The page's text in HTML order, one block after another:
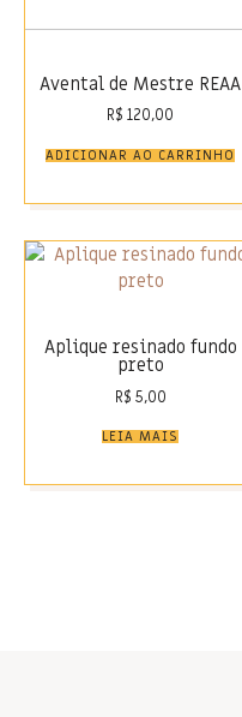
Avental de Mestre REAA
R$ 120,00
ADICIONAR AO CARRINHO
Aplique resinado fundo
preto
R$ 5,00
LEIA MAIS